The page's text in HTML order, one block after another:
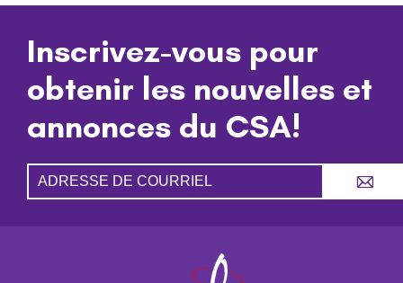
Inscrivez-vous pour
obtenir les nouvelles et
annonces du CSA!
A